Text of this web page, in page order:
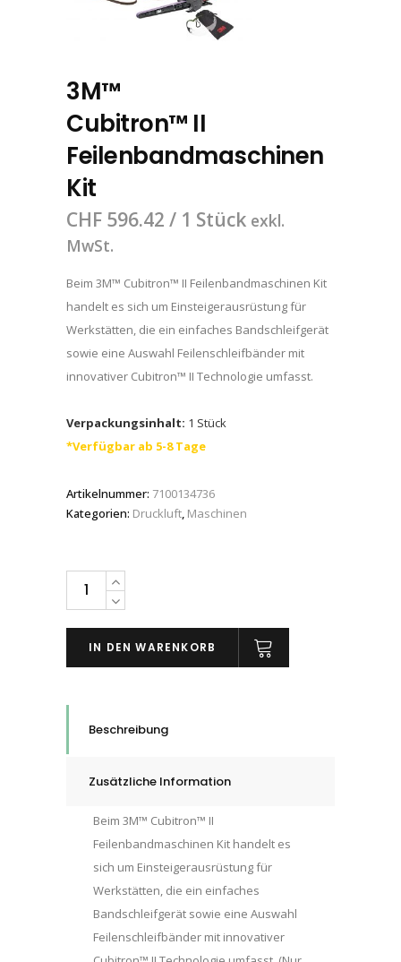
3M™
Cubitron™ II
Feilenbandmaschinen
Kit
CHF 596.42 / 1 Stück exkl.
MwSt.
Beim 3M™ Cubitron™ II Feilenbandmaschinen Kit
handelt es sich um Einsteigerausrüstung für
Werkstätten, die ein einfaches Bandschleifgerät
sowie eine Auswahl Feilenschleifbänder mit
innovativer Cubitron™ II Technologie umfasst.
Verpackungsinhalt: 1 Stück
*Verfügbar ab 5-8 Tage
Artikelnummer: 7100134736
Kategorien: Druckluft, Maschinen
3M™
Cubitron™ II
Feilenbandmaschinen
IN DEN WARENKORB
Beschreibung
Zusätzliche Information
Beim 3M™ Cubitron™ II
Feilenbandmaschinen Kit handelt es
sich um Einsteigerausrüstung für
Werkstätten, die ein einfaches
Bandschleifgerät sowie eine Auswahl
Feilenschleifbänder mit innovativer